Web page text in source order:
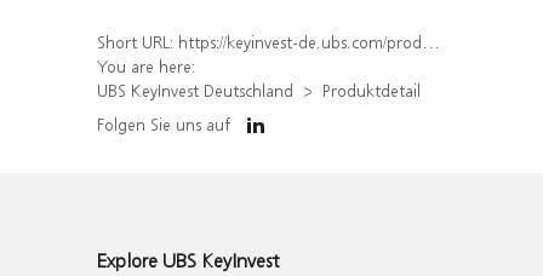
Short URL: https://keyinvest-de.ubs.com/produkt/detail/index/isin/DE000WA63HJ3
You are here:
UBS KeyInvest Deutschland
Produktdetail
Folgen Sie uns auf
Explore UBS KeyInvest